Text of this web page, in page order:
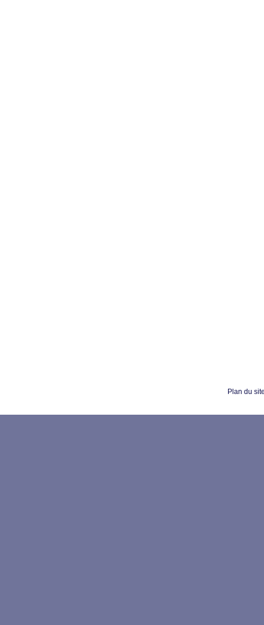
Plan du